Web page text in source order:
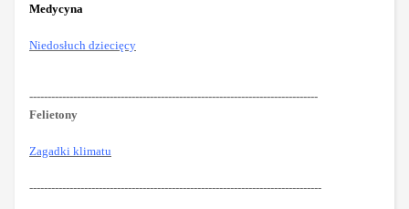
Medycyna
Niedosłuch dziecięcy
-------------------------------------------------------------------------------
Felietony
Zagadki klimatu
--------------------------------------------------------------------------------